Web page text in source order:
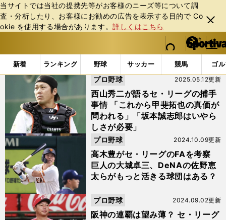
当サイトでは当社の提携先等がお客様のニーズ等について調
査・分析したり、お客様にお勧めの広告を表⽰する⽬的で Co
okie を使⽤する場合があります。詳しくはこちら
閉じ
る
web Sportiva (webスポルティーバ)
検索
マイペ
ー
ジ
メニュ
新着 ランキング 野球 サッカー 競馬 ゴ
b
ス
テ
ー
バ
「#大城卓三」の最新ニュース・ 情報
西山秀二が語るセ・リーグの捕手
事情 「これから甲斐拓也の真価が
問われる」「坂本誠志郎はいやら
しさが必要」
2025.05.12更新
プロ野球
高木豊がセ・リーグのFAを考察
巨人の大城卓三、DeNAの佐野恵
太らがもっと活きる球団はある？
2024.10.09更新
プロ野球
阪神の連覇は望み薄？ セ・リーグ
2024.09.02更新
プロ野球